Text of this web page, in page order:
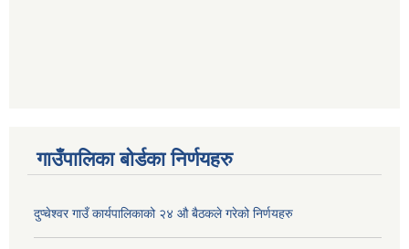
गाउँपालिका बोर्डका निर्णयहरु
दुप्चेश्वर गाउँ कार्यपालिकाको २४ औ बैठकले गरेको निर्णयहरु